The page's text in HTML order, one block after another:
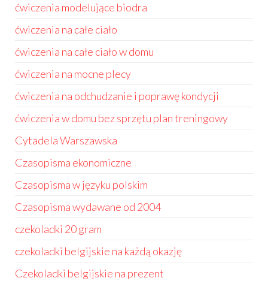
ćwiczenia modelujące biodra
ćwiczenia na całe ciało
ćwiczenia na całe ciało w domu
ćwiczenia na mocne plecy
ćwiczenia na odchudzanie i poprawę kondycji
ćwiczenia w domu bez sprzętu plan treningowy
Cytadela Warszawska
Czasopisma ekonomiczne
Czasopisma w języku polskim
Czasopisma wydawane od 2004
czekoladki 20 gram
czekoladki belgijskie na każdą okazję
Czekoladki belgijskie na prezent